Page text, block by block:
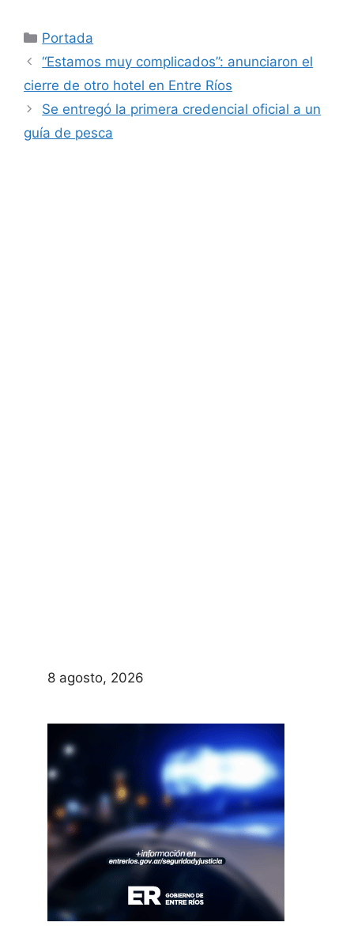
Categorías
Portada
“Estamos muy complicados”: anunciaron el
cierre de otro hotel en Entre Ríos
Se entregó la primera credencial oficial a un
guía de pesca
8 agosto, 2026